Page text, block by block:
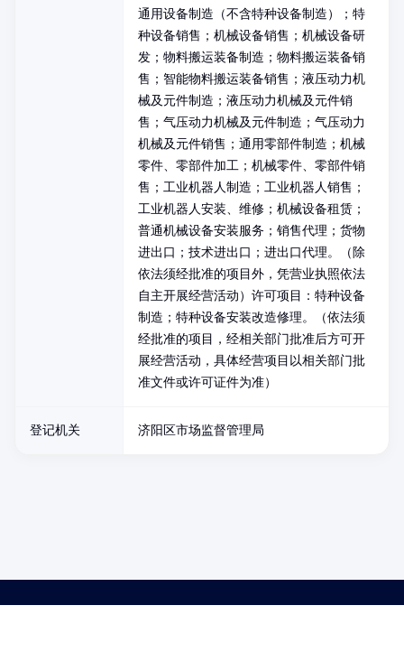
通用设备制造（不含特种设备制造）；特
种设备销售；机械设备销售；机械设备研
发；物料搬运装备制造；物料搬运装备销
售；智能物料搬运装备销售；液压动力机
械及元件制造；液压动力机械及元件销
售；气压动力机械及元件制造；气压动力
机械及元件销售；通用零部件制造；机械
零件、零部件加工；机械零件、零部件销
售；工业机器人制造；工业机器人销售；
工业机器人安装、维修；机械设备租赁；
普通机械设备安装服务；销售代理；货物
进出口；技术进出口；进出口代理。（除
依法须经批准的项目外，凭营业执照依法
自主开展经营活动）许可项目：特种设备
制造；特种设备安装改造修理。（依法须
经批准的项目，经相关部门批准后方可开
展经营活动，具体经营项目以相关部门批
准文件或许可证件为准）
登记机关 济阳区市场监督管理局